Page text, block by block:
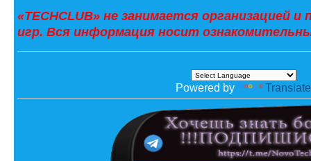
«TECHCLUB» не занимается организацией
игр. Вся информация носит
Powered by Translate